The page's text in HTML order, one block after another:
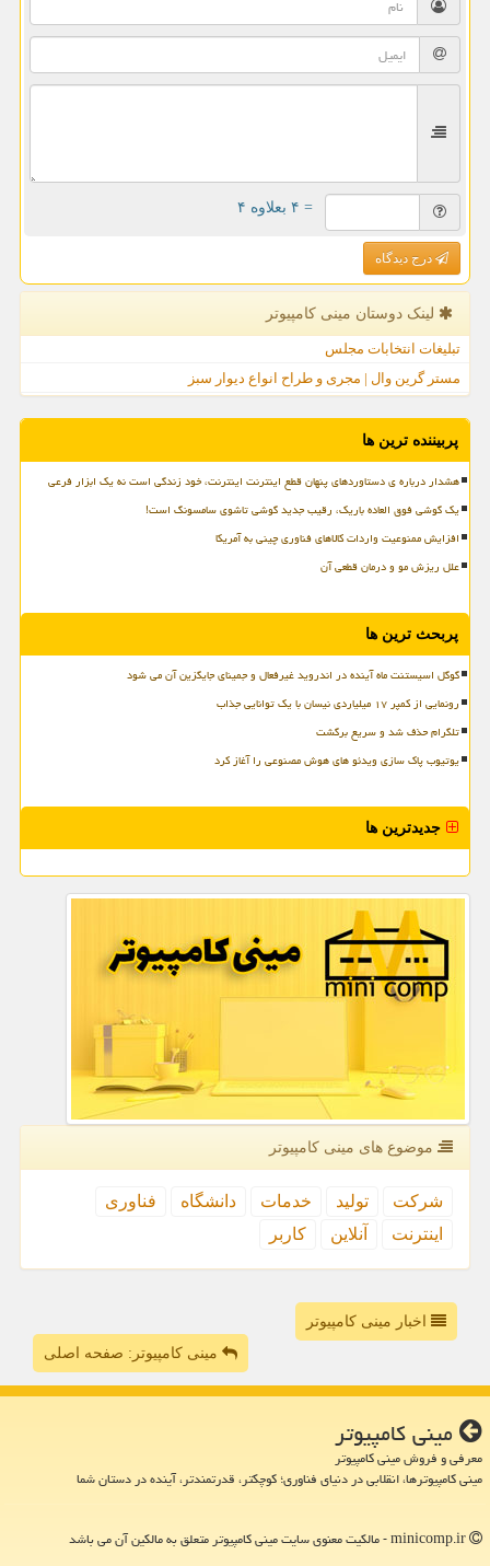
= ۴ بعلاوه ۴
درج دیدگاه
لینک دوستان مینی كامپیوتر
تبلیغات انتخابات مجلس
مستر گرین وال | مجری و طراح انواع دیوار سبز
پربیننده ترین ها
هشدار درباره ی دستاوردهای پنهان قطع اینترنت اینترنت، خود زندگی است نه یک ابزار فرعی
یک گوشی فوق العاده باریک، رقیب جدید گوشی تاشوی سامسونگ است!
افزایش ممنوعیت واردات کالاهای فناوری چینی به آمریکا
علل ریزش مو و درمان قطعی آن
پربحث ترین ها
گوگل اسیستنت ماه آینده در اندروید غیرفعال و جمینای جایگزین آن می شود
رونمایی از کمپر ۱۷ میلیاردی نیسان با یک توانایی جذاب
تلگرام حذف شد و سریع برگشت
یوتیوب پاک سازی ویدئو های هوش مصنوعی را آغاز کرد
جدیدترین ها
موضوع های مینی كامپیوتر
شركت تولید خدمات دانشگاه
فناوری
اینترنت
آنلاین كاربر
اخبار مینی کامپیوتر
مینی کامپیوتر: صفحه اصلی
مینی كامپیوتر
معرفی و فروش مینی کامپیوتر
مینی کامپیوترها، انقلابی در دنیای فناوری؛ کوچکتر، قدرتمندتر، آینده در دستان شما